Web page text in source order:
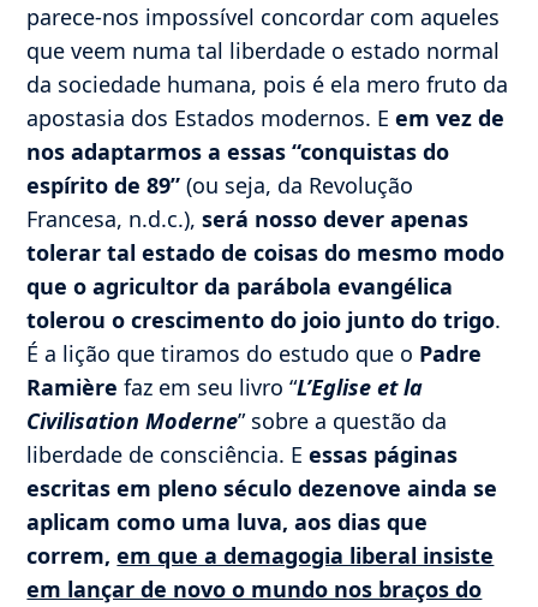
parece-nos impossível concordar com aqueles
que veem numa tal liberdade o estado normal
da sociedade humana, pois é ela mero fruto da
apostasia dos Estados modernos. Eem vez de
nos adaptarmos a essas “conquistas do
espírito de 89” (ou seja, da Revolução
Francesa, n.d.c.),será nosso dever apenas
tolerar tal estado de coisas do mesmo modo
que o agricultor da parábola evangélica
tolerou o crescimento do joio junto do trigo.
É a lição que tiramos do estudo que o Padre
Ramière faz em seu livro “L’Eglise et la
Civilisation Moderne” sobre a questão da
liberdade de consciência. Eessas páginas
escritas em pleno século dezenove ainda se
aplicam como uma luva, aos dias que
correm,em que a demagogia liberal insiste
em lançar de novo o mundo nos braços do